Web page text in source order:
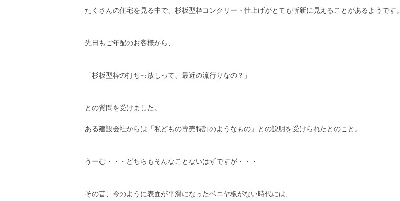
たくさんの住宅を見る中で、杉板型枠コンクリート仕上げがとても斬新に見えることがあるようです。
先日もご年配のお客様から、
「杉板型枠の打ちっ放しって、最近の流行りなの？」
との質問を受けました。
ある建設会社からは「私どもの専売特許のようなもの」との説明を受けられたとのこと。
うーむ・・・どちらもそんなことないはずですが・・・
その昔、今のように表面が平滑になったベニヤ板がない時代には、